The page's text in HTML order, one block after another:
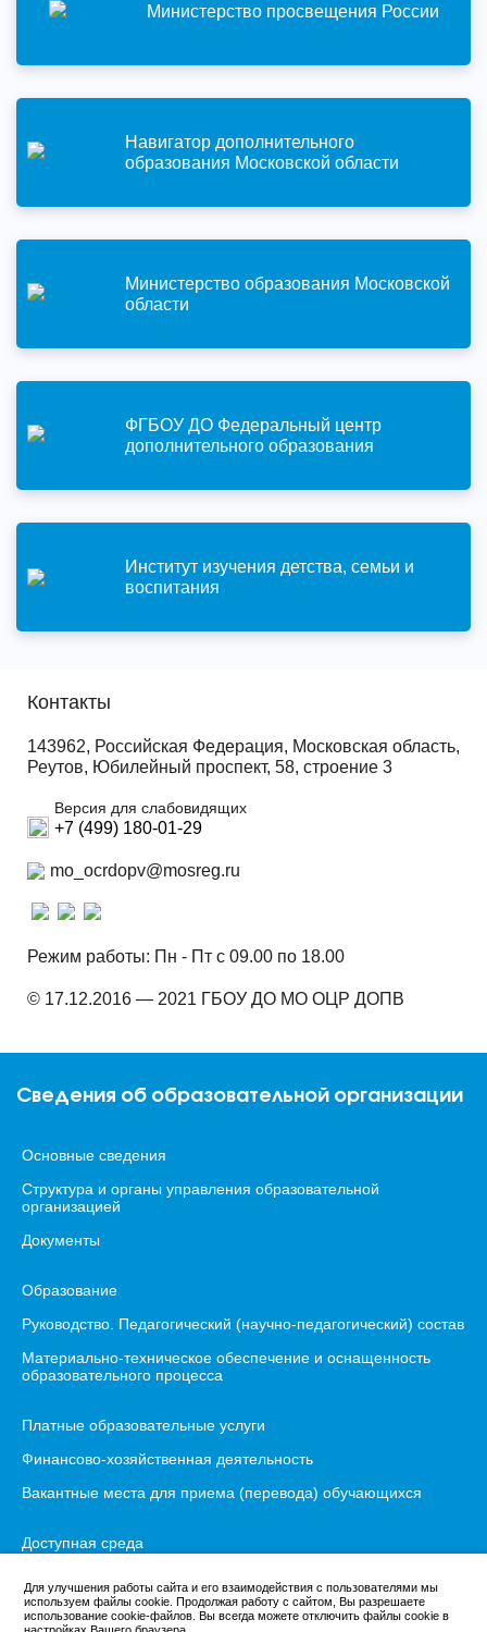
Министерство просвещения России
Навигатор дополнительного
образования Московской области
Министерство образования Московской
области
ФГБОУ ДО Федеральный центр
дополнительного образования
Институт изучения детства, семьи и
воспитания
Контакты
143962, Российская Федерация, Московская область,
Реутов, Юбилейный проспект, 58, строение 3
Версия для слабовидящих
+7 (499) 180-01-29
mo_ocrdopv@mosreg.ru
Режим работы: Пн - Пт с 09.00 по 18.00
© 17.12.2016 — 2021 ГБОУ ДО МО ОЦР ДОПВ
Сведения об образовательной организации
Основные сведения
Структура и органы управления образовательной
организацией
Документы
Образование
Руководство. Педагогический (научно-педагогический) состав
Материально-техническое обеспечение и оснащенность
образовательного процесса
Платные образовательные услуги
Финансово-хозяйственная деятельность
Вакантные места для приема (перевода) обучающихся
Доступная среда
Организация питания
Для улучшения работы сайта и его взаимодействия с пользователями мы
используем файлы cookie. Продолжая работу с сайтом, Вы разрешаете
использование cookie-файлов. Вы всегда можете отключить файлы cookie в